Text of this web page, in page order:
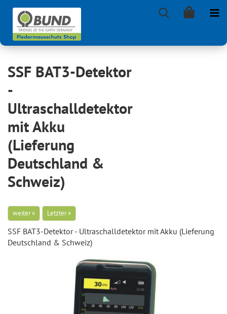
SSF BAT3-Detektor
-
Ultraschalldetektor
mit Akku
(Lieferung
Deutschland &
Schweiz)
weiter » Letzter »
SSF BAT3-​Detektor - Ul­tra­schall­de­tek­tor mit Akku (Lie­fe­rung
Deutsch­land & Schweiz)